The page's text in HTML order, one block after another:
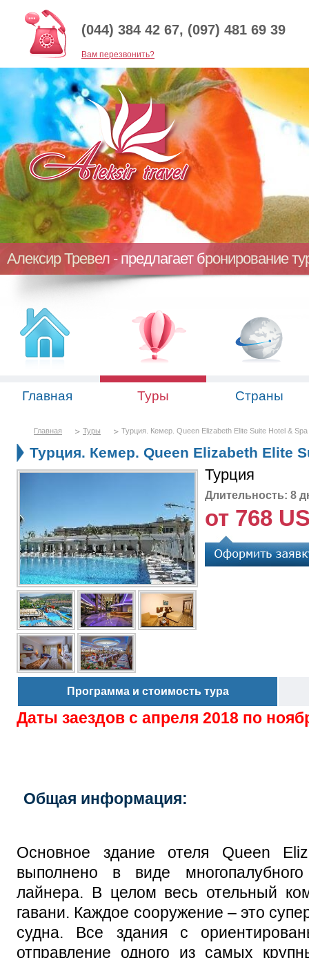
(044) 384 42 67, (097) 481 69 39
Baм перезвонить?
Алексир Тревел - предлагает бронирование
Главная Туры Страны
Главная Туры Турция. Кемер. Queen Elizabeth Elite Suite Hotel & Spa
Турция. Кемер. Queen Elizabeth Elite
Турция
Длительность: 8
от 768
Программа и стоимость тура
Даты заездов с апреля 2018 по
Общая информация:
Основное здание отеля Queen
выполнено в виде многопалубного
лайнера. В целом весь отельный
гавани. Каждое сооружение – это
судна. Все здания с
отправление одного из самых